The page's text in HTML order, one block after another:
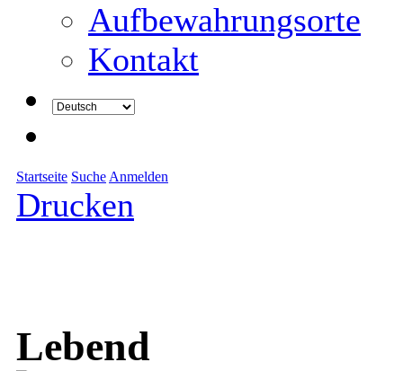
Aufbewahrungsorte
Kontakt
Startseite Suche Anmelden
Drucken
Lebend